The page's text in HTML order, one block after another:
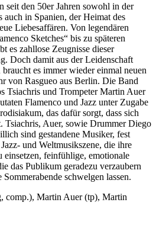
seit den 50er Jahren sowohl in der
auch in Spanien, der Heimat des
Liebesaffären. Von legendären
Sketches“ bis zu späteren
es zahllose Zeugnisse dieser
Doch damit aus der Leidenschaft
es immer wieder einmal neuen
von Rasgueo aus Berlin. Die Band
Tsiachris und Trompeter Martin Auer
Flamenco und Jazz unter Zugabe
das dafür sorgt, dass sich
Tsiachris, Auer, sowie Drummer Diego
sind gestandene Musiker, fest
und Weltmusikszene, die ihre
einsetzen, feinfühlige, emotionale
das Publikum geradezu verzaubern
schwelgen lassen.
comp.), Martin Auer (tp), Martin